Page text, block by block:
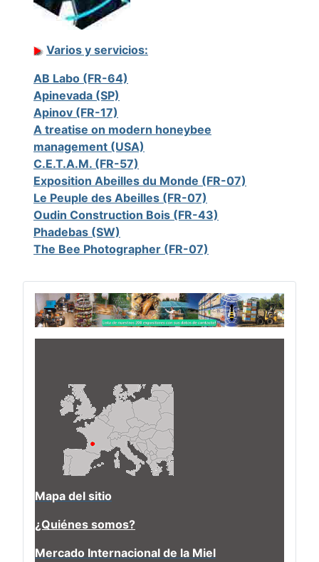
Varios y servicios:
AB Labo (FR-64)
Apinevada (SP)
Apinov (FR-17)
A treatise on modern honeybee
management (USA)
C.E.T.A.M. (FR-57)
Exposition Abeilles du Monde (FR-07)
Le Peuple des Abeilles (FR-07)
Oudin Construction Bois (FR-43)
Phadebas (SW)
The Bee Photographer (FR-07)
Mapa del sitio
¿Quiénes somos?
Mercado Internacional de la Miel